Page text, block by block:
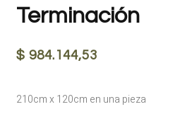
Terminación
$ 984.144,53
210cm x 120cm en una pieza